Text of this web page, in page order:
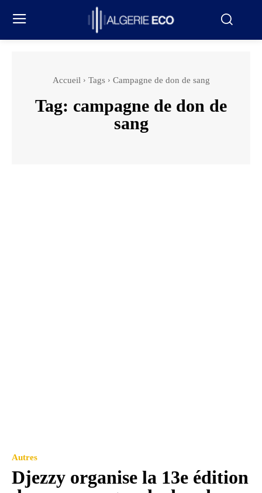
Accueil Tags Campagne de don de sang
Tag: campagne de don de
sang
Autres
Djezzy organise la 13e édition